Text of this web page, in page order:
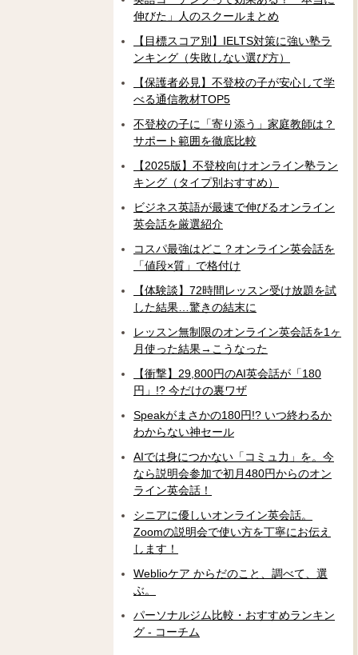
伸びた」人のスクールまとめ
【目標スコア別】IELTS対策に強い塾ラ
ンキング（失敗しない選び方）
【保護者必見】不登校の子が安心して学
べる通信教材TOP5
不登校の子に「寄り添う」家庭教師は？
サポート範囲を徹底比較
【2025版】不登校向けオンライン塾ラン
キング（タイプ別おすすめ）
ビジネス英語が最速で伸びるオンライン
英会話を厳選紹介
コスパ最強はどこ？オンライン英会話を
「値段×質」で格付け
【体験談】72時間レッスン受け放題を試
した結果…驚きの結末に
レッスン無制限のオンライン英会話を1ヶ
月使った結果→こうなった
【衝撃】29,800円のAI英会話が「180
円」!? 今だけの裏ワザ
Speakがまさかの180円!? いつ終わるか
わからない神セール
AIでは身につかない「コミュ力」を。今
なら説明会参加で初月480円からのオン
ライン英会話！
シニアに優しいオンライン英会話。
Zoomの説明会で使い方を丁寧にお伝え
します！
Weblioケア からだのこと、調べて、選
ぶ。
パーソナルジム比較・おすすめランキン
グ - コーチム